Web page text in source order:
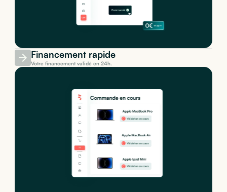
Financement rapide
Votre financement validé en 24h.